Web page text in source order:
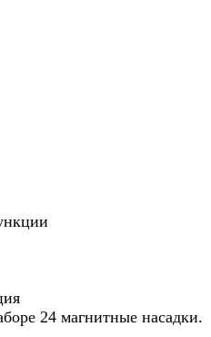
24 магнитные насадки.